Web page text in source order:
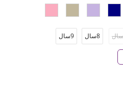
8سال 9سال